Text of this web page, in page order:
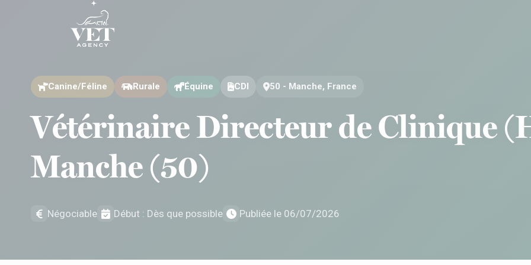
Canine/Féline Rurale Équine CDI 50 - Manche, France
Vétérinaire Directeur de Clinique
Manche (50)
Négociable Début : Dès que possible Publiée le 06/07/2026